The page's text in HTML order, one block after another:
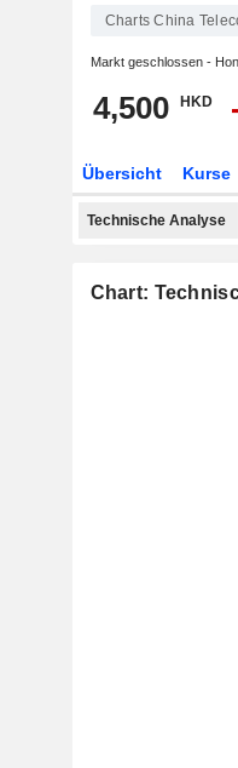
Charts China
Markt geschlossen -
4,500 HKD
Übersicht Kurse
Technische Analyse
Chart: